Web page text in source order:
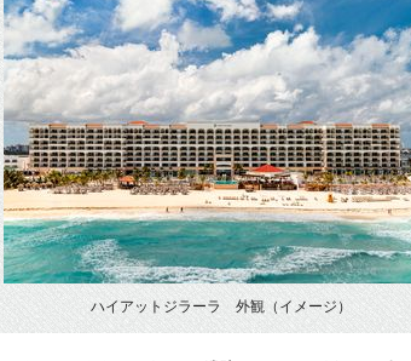
ハイアットジラーラ 外観（イメージ）